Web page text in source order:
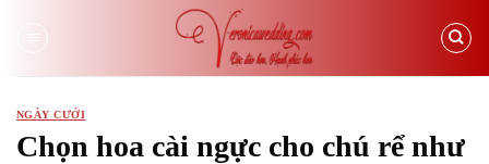
NGÀY CƯỚI
Chọn hoa cài ngực cho chú rể như